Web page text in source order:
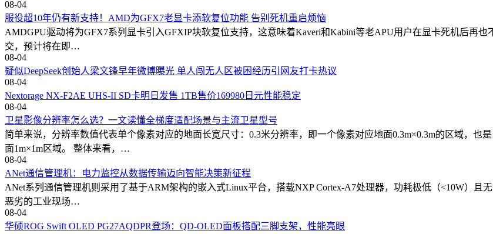
08-04
服役超10年仍有新支持！AMD为GFX7老显卡添软复位功能 告别死机重启烦恼
AMDGPU驱动将为GFX7系列显卡引入GFXIP块软复位支持，这意味着Kaveri和Kabini等老APU用户在显卡死机后再
交，预计将在即…
08-04
疑似DeepSeek创始人梁文锋早年微博曝光 单人闯无人区被困经历引网友打卡热议
08-04
Nextorage NX-F2AE UHS-II SD卡明日发售 1TB售价169980日元性能稳定
08-04
卫星影像分辨率怎么选？一文读懂全梯度适配场景与主流卫星型号
简单来说，分辨率数值代表单个像素对应的地面长宽尺寸：0.3米分辨率，即一个像素对应地面0.3m×0.3m的区域，
面1m×1m区域。 整体来看，…
08-04
ANet通信管理机：电力监控从数据传输迈向智能决策新征程
ANet系列通信管理机则采用了基于ARM架构的嵌入式Linux平台，搭载NXP Cortex-A7处理器，功耗极低（<10W）且
恶劣的工业现场…
08-04
华硕ROG Swift OLED PG27AQDPR登场：QD-OLED面板搭配三脚支架，性能亮眼